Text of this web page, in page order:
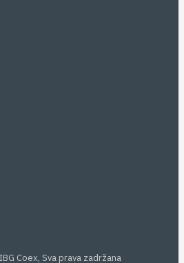
Coex, Sva prava zadržana